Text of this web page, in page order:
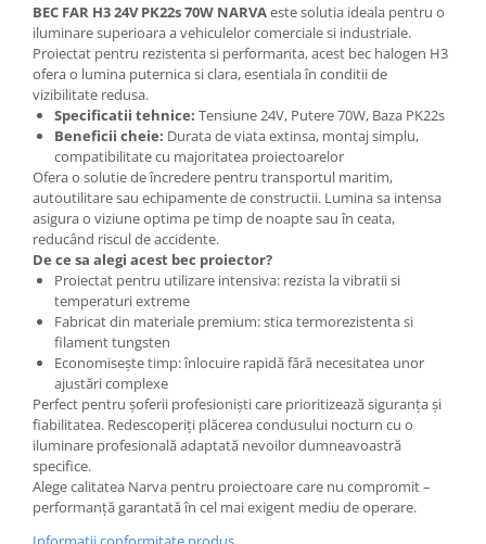
Antigel
Spray Curatare Frane
Produse Intretinere si Detailing
Lubrifianti si Spray-uri de Curatare
Curatare si Detailing Interior
Vopsitorie, Chituri si Adezivi
Curatare si Detailing Exterior
Articole Auto Sezoniere
Produse de Iarna
Cabluri Pornire
Produse de Vara
Blog
BEC FAR H3 24V PK22s 70W NARVAeste solutia ideala pentru o
iluminare superioara a vehiculelor comerciale si industriale.
Proiectat pentru rezistenta si performanta, acest bec halogen H3
ofera o lumina puternica si clara, esentiala în conditii de
vizibilitate redusa.
Specificatii tehnice: Tensiune 24V, Putere 70W, Baza PK22s
Beneficii cheie: Durata de viata extinsa, montaj simplu,
compatibilitate cu majoritatea proiectoarelor
Ofera o solutie de încredere pentru transportul maritim,
autoutilitare sau echipamente de constructii. Lumina sa intensa
asigura o viziune optima pe timp de noapte sau în ceata,
reducând riscul de accidente.
De ce sa alegi acest bec proiector?
Proiectat pentru utilizare intensiva: rezista la vibratii si
temperaturi extreme
Fabricat din materiale premium: stica termorezistenta si
filament tungsten
Economisește timp: înlocuire rapidă fără necesitatea unor
ajustări complexe
Perfect pentru șoferii profesioniști care prioritizează siguranța și
fiabilitatea. Redescoperiți plăcerea condusului nocturn cu o
iluminare profesională adaptată nevoilor dumneavoastră
specifice.
Alege calitatea Narva pentru proiectoare care nu compromit –
performanță garantată în cel mai exigent mediu de operare.